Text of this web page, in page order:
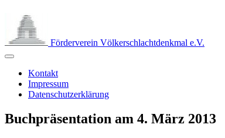
Förderverein Völkerschlachtdenkmal e.V.
Kontakt
Impressum
Datenschutzerklärung
Buchpräsentation am 4. März 2013